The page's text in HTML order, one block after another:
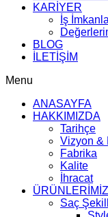
KARİYER
İş
BLOG
İLETİŞİM
Menu
ANASAYFA
HAKKIMIZDA
Tarihçe
Vizyon &
Fabrika
Kalite
İhracat
ÜRÜNLERİMİZ
Saç